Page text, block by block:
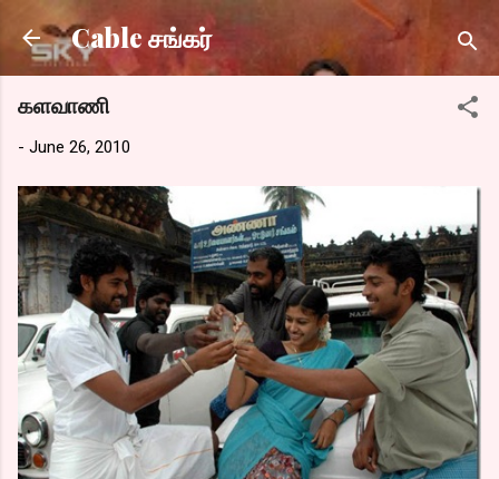
Skip to main content
Cable சங்கர்
களவாணி
- June 26, 2010